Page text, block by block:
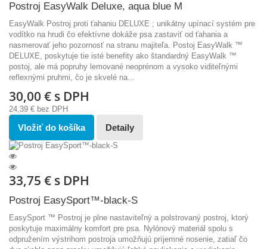
Postroj EasyWalk Deluxe, aqua blue M
EasyWalk Postroj proti ťahaniu DELUXE ; unikátny upínací systém pre
vodítko na hrudi čo efektívne dokáže psa zastaviť od ťahania a
nasmerovať jeho pozornosť na stranu majiteľa. Postoj EasyWalk ™
DELUXE, poskytuje tie isté benefity ako štandardný EasyWalk ™
postoj, ale má popruhy lemované neoprénom a vysoko viditeľnými
reflexnými pruhmi, čo je skvelé na...
30,00 € s DPH
24,39 € bez DPH
Vložiť do košíka Detaily
33,75 € s DPH
Postroj EasySport™-black-S
EasySport ™ Postroj je plne nastaviteľný a polstrovaný postroj, ktorý
poskytuje maximálny komfort pre psa. Nylónový materiál spolu s
odpružením výstrihom postroja umožňujú príjemné nosenie, zatiaľ čo